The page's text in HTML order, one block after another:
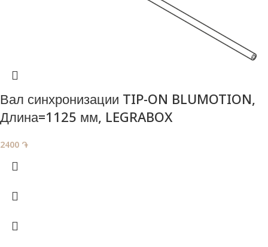
Вал синхронизации TIP-ON BLUMOTION,
Длина=1125 мм, LEGRABOX
2400 ֏